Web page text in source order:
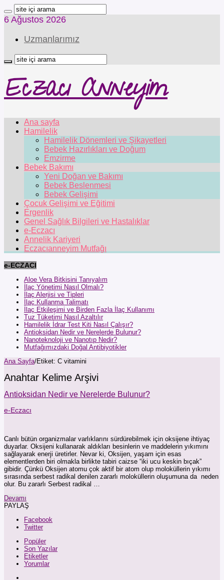
6 Ağustos 2026
Uzmanlarımız
Eczacı Anneyim
Ana sayfa
Hamilelik
Hamilelik Dönemleri ve Şikayetleri
Bebek Hazırlıkları ve Doğum
Emzirme
Bebek Bakımı
Yeni Doğan ve Bakımı
Bebek Beslenmesi
Bebek Gelişimi
Çocuk Gelişimi ve Eğitimi
Ergenlik
Genel Sağlık Bilgileri ve Hastalıklar
e-Eczacı
Annelik Kariyeri
Eczacıanneyim Mutfağı
e-ECZACI
Aloe Vera Bitkisini Tanıyalım
İlaç Yönetimi Nasıl Olmalı?
İlaç Alerjisi ve Tipleri
İlaç Kullanma Talimatı
İlaç Etkileşimi ve Birden Fazla İlaç Kullanımı
Tuz Tüketimi Nasıl Azaltılır
Hamilelik İdrar Test Kiti Nasıl Çalışır?
Antioksidan Nedir ve Nerelerde Bulunur?
Nanoteknoloji ve Nanotıp Nedir?
Mutfağımızdaki Doğal Antibiyotikler
Ana Sayfa/Etiket: C vitamini
Anahtar Kelime Arşivi
Antioksidan Nedir ve Nerelerde Bulunur?
e-Eczacı
Canlı bütün organizmalar varlıklarını sürdürebilmek için oksijene ihtiyaç
duyarlar. Oksijeni kullanarak aldıkları besinlerin ve maddelerin yıkımını
sağlayarak enerji üretirler. Nevar ki, Oksijen, yaşam için esas
elementlerden biri olmakla birlikte tabiri caizse “iki ucu keskin bıçak”
gibidir. Çünkü Oksijen atomu çok aktif bir atom olup moloküllerin yıkımı
sırasında serbest radikal denilen zararlı moloküllerin oluşumuna da neden
olur. Bu zararlı Serbest radikal …
Devamı
PAYLAŞ
Facebook
Twitter
Popüler
Son Yazılar
Etiketler
Yorumlar